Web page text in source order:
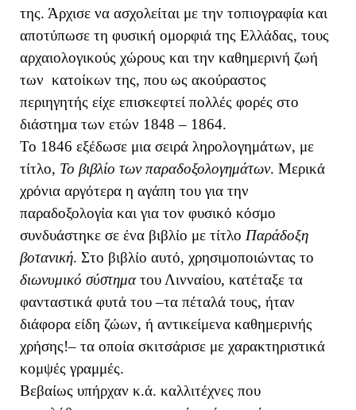
της. Άρχισε να ασχολείται με την τοπιογραφία και
αποτύπωσε τη φυσική ομορφιά της Ελλάδας, τους
αρχαιολογικούς χώρους και την καθημερινή ζωή
των κατοίκων της, που ως ακούραστος
περιηγητής είχε επισκεφτεί πολλές φορές στο
διάστημα των ετών 1848 – 1864.
Το 1846 εξέδωσε μια σειρά ληρολογημάτων, με
τίτλο, Το βιβλίο των παραδοξολογημάτων. Μερικά
χρόνια αργότερα η αγάπη του για την
παραδοξολογία και για τον φυσικό κόσμο
συνδυάστηκε σε ένα βιβλίο με τίτλο Παράδοξη
βοτανική. Στο βιβλίο αυτό, χρησιμοποιώντας το
διωνυμικό σύστηματου Λινναίου, κατέταξε τα
φανταστικά φυτά του –τα πέταλά τους, ήταν
διάφορα είδη ζώων, ή αντικείμενα καθημερινής
χρήσης!– τα οποία σκιτσάρισε με χαρακτηριστικά
κομψές γραμμές.
Βεβαίως υπήρχαν κ.ά. καλλιτέχνες που